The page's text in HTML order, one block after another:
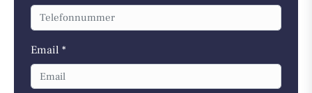
Email *